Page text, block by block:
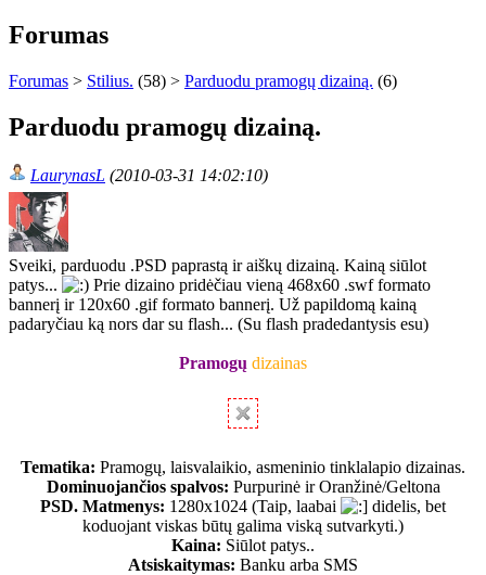
Forumas
Forumas > Stilius. (58) > Parduodu pramogų dizainą. (6)
Parduodu pramogų dizainą.
LaurynasL (2010-03-31 14:02:10)
Sveiki, parduodu .PSD paprastą ir aiškų dizainą. Kainą siūlot
patys...
Prie dizaino pridėčiau vieną 468x60 .swf formato
bannerį ir 120x60 .gif formato bannerį. Už papildomą kainą
padaryčiau ką nors dar su flash... (Su flash pradedantysis esu)
Pramogų dizainas
Tematika: Pramogų, laisvalaikio, asmeninio tinklalapio dizainas.
Dominuojančios spalvos: Purpurinė ir Oranžinė/Geltona
PSD. Matmenys: 1280x1024 (Taip, laabai
didelis, bet
koduojant viskas būtų galima viską sutvarkyti.)
Kaina: Siūlot patys..
Atsiskaitymas: Banku arba SMS